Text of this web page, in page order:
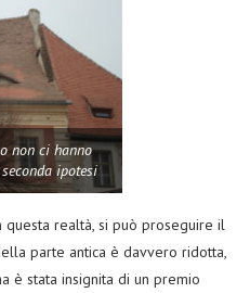
non ci hanno
ipotesi
questa realtà, si può proseguire il
parte antica è davvero ridotta,
è stata insignita di un premio